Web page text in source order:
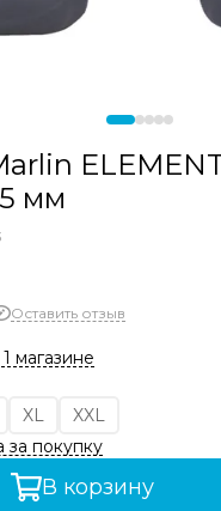
мм
Оставить отзыв
магазине
XL
XXL
за покупку
В корзину